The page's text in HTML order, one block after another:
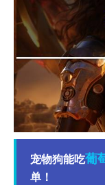
宠物狗能吃葡
单！